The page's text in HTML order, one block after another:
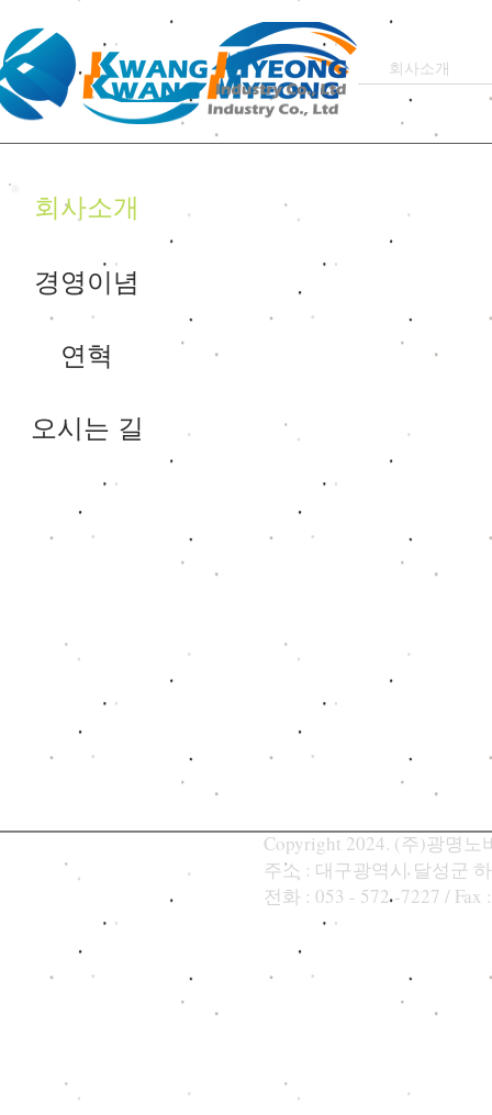
회사소개
회사소개
경영이념
연혁
오시는 길
Copyright 2024. (주)광명
주소 : 대구광역시 달성군
전화 : 053 - 572 -7227 / Fax